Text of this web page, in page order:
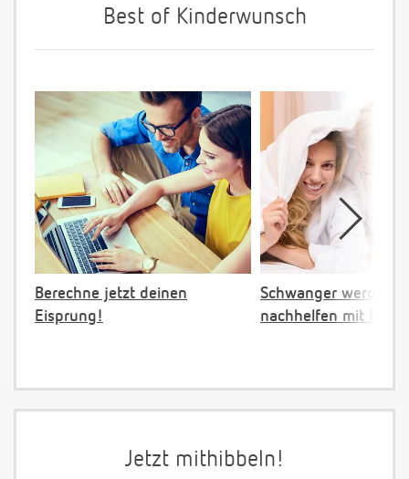
Best of Kinderwunsch
Berechne jetzt deinen
Eisprung!
Schwanger werden:
nachhelfen mit NFP
Jetzt mithibbeln!